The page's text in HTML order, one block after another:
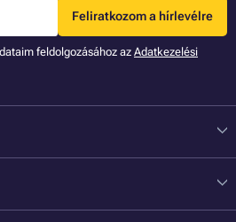
Feliratkozom a hírlevélre
feldolgozásához az Adatkezelési